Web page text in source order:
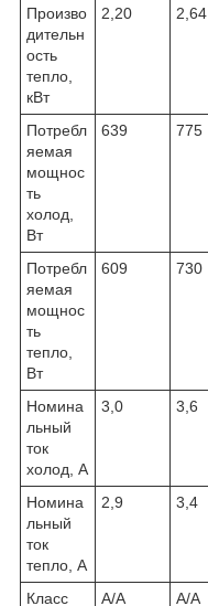
Произво
дительн
ость
тепло,
кВт
2,20 2,64
Потребл
яемая
мощнос
ть
холод,
Вт
639 775
Потребл
яемая
мощнос
ть
тепло,
Вт
609 730
Номина
льный
ток
холод, А
3,0 3,6
Номина
льный
ток
тепло, А
2,9 3,4
Класс
A/A A/A